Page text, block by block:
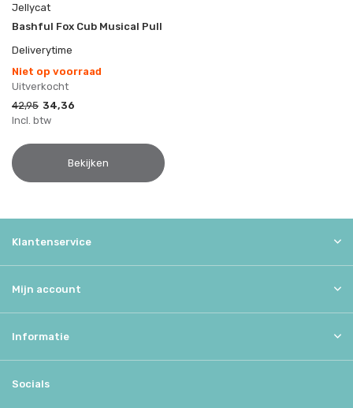
Jellycat
Bashful Fox Cub Musical Pull
Deliverytime
Niet op voorraad
Uitverkocht
42,95 34,36
Incl. btw
Bekijken
Klantenservice
Mijn account
Informatie
Socials